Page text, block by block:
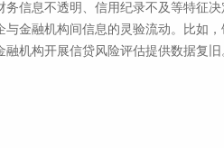
信息不透明、信用纪录不及等特征
金融机构间信息的灵验流动。比如
机构开展信贷风险评估提供数据复